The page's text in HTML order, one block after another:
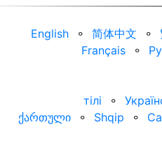
English ⚬ 简体中文 ⚬
Français
⚬
тілі
⚬
ქართული
⚬ Shqip ⚬